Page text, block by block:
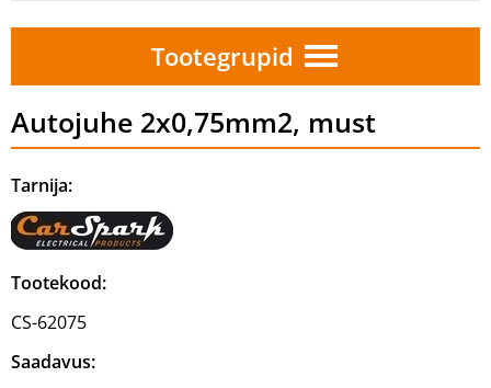
Tootegrupid
Autojuhe 2x0,75mm2, must
Tarnija:
Tootekood:
CS-62075
Saadavus: